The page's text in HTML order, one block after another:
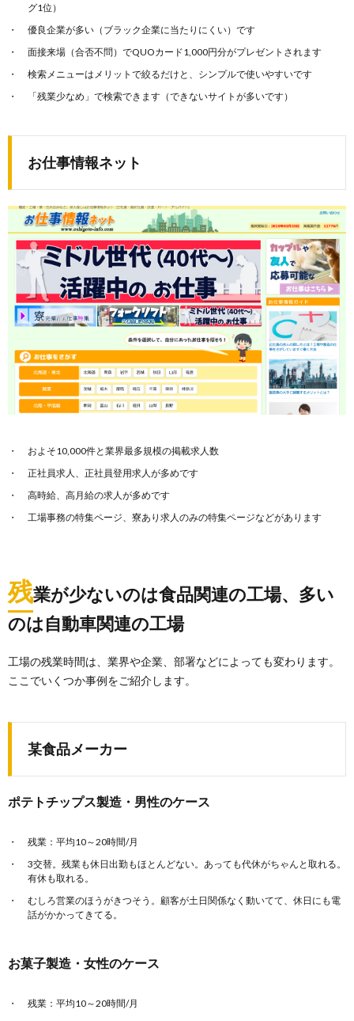
グ1位）
優良企業が多い（ブラック企業に当たりにくい）です
面接来場（合否不問）でQUOカード1,000円分がプレゼントされます
検索メニューはメリットで絞るだけと、シンプルで使いやすいです
「残業少なめ」で検索できます（できないサイトが多いです）
お仕事情報ネット
およそ10,000件と業界最多規模の掲載求人数
正社員求人、正社員登用求人が多めです
高時給、高月給の求人が多めです
工場事務の特集ページ、寮あり求人のみの特集ページなどがあります
残業が少ないのは食品関連の工場、多い
のは自動車関連の工場
工場の残業時間は、業界や企業、部署などによっても変わります。
ここでいくつか事例をご紹介します。
某食品メーカー
ポテトチップス製造・男性のケース
残業：平均10～20時間/月
3交替。残業も休日出勤もほとんどない。あっても代休がちゃんと取れる。
有休も取れる。
むしろ営業のほうがきつそう。顧客が土日関係なく動いてて、休日にも電
話がかかってきてる。
お菓子製造・女性のケース
残業：平均10～20時間/月